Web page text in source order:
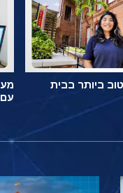
ביותר בבית